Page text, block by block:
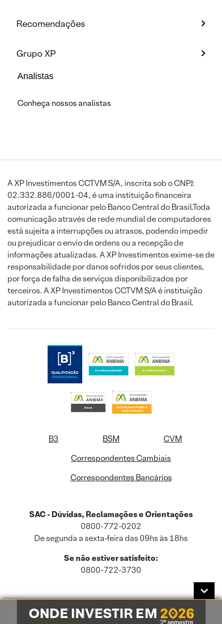
Recomendações
Grupo XP
Analistas
Conheça nossos analistas
A XP Investimentos CCTVM S/A, inscrita sob o CNPJ:
02.332.886/0001-04, é uma instituição financeira
autorizada a funcionar pelo Banco Central do Brasil.Toda
comunicação através de rede mundial de computadores
está sujeita a interrupções ou atrasos, podendo impedir
ou prejudicar o envio de ordens ou a recepção de
informações atualizadas. A XP Investimentos exime-se de
responsabilidade por danos sofridos por seus clientes,
por força de falha de serviços disponibilizados por
terceiros. A XP Investimentos CCTVM S/A é instituição
autorizada a funcionar pelo Banco Central do Brasil.
B3 BSM
CVM
Correspondentes Cambiais
Correspondentes Bancários
SAC - Dúvidas, Reclamações e Orientações
0800-772-0202
De segunda a sexta-feira das 09hs às 18hs
Se não estiver satisfeito:
0800-722-3730
Este site usa cookies e dados pessoais de acordo com a nossaPolítica de
Cookies
e a nossaPolítica de Privacidade.